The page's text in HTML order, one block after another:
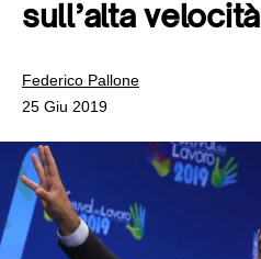
Chi siamo
Contatti
sull’alta velocità
Federico Pallone
25 Giu 2019